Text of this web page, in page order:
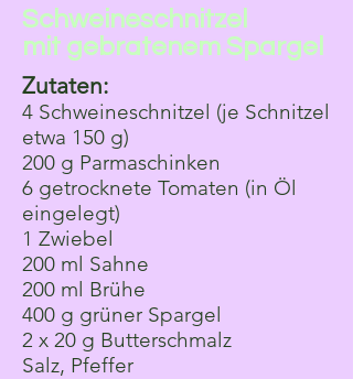
Schweineschnitzel
mit gebratenem Spargel
Zutaten:
4 Schweineschnitzel (je Schnitzel
etwa 150 g)
200 g Parmaschinken
6 getrocknete Tomaten (in Öl
eingelegt)
1 Zwiebel
200 ml Sahne
200 ml Brühe
400 g grüner Spargel
2 x 20 g Butterschmalz
Salz, Pfeffer